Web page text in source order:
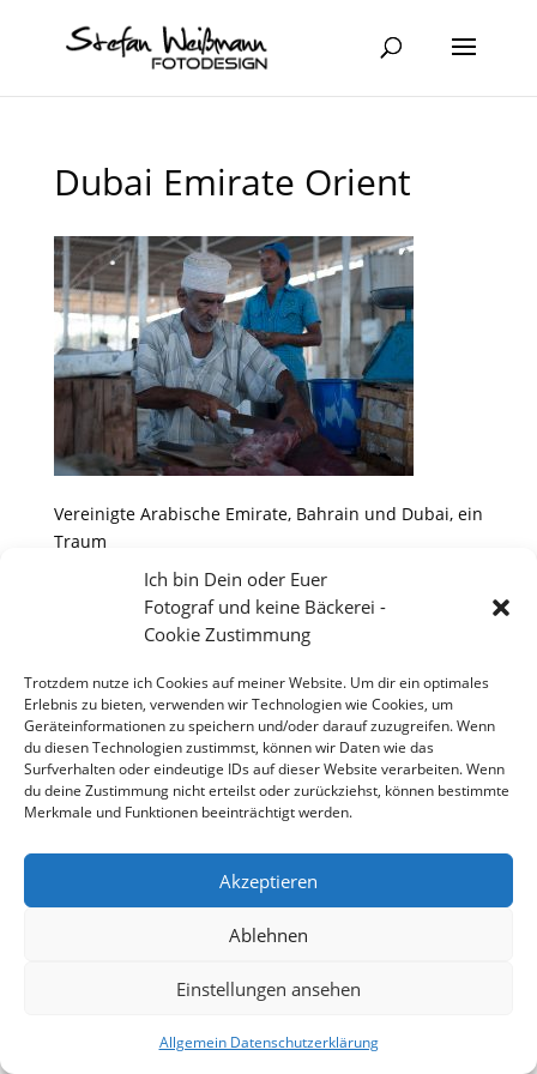
Ich bin Dein oder Euer
Fotograf und keine Bäckerei -
Cookie Zustimmung
Trotzdem nutze ich Cookies auf meiner Website. Um dir ein optimales
Erlebnis zu bieten, verwenden wir Technologien wie Cookies, um
Geräteinformationen zu speichern und/oder darauf zuzugreifen. Wenn
du diesen Technologien zustimmst, können wir Daten wie das
Surfverhalten oder eindeutige IDs auf dieser Website verarbeiten. Wenn
du deine Zustimmung nicht erteilst oder zurückziehst, können bestimmte
Merkmale und Funktionen beeinträchtigt werden.
Akzeptieren
Ablehnen
Einstellungen ansehen
Allgemein Datenschutzerklärung
Dubai Emirate Orient
Vereinigte Arabische Emirate, Bahrain und Dubai, ein
Traum
Copyright 2026 - Stefan Weißmann - Fotografie